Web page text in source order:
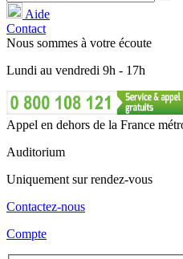
Aide
Contact
Nous sommes à votre écoute
Lundi au vendredi 9h - 17h
Appel en dehors de la France
Auditorium
Uniquement sur rendez-vous
Contactez-nous
Compte